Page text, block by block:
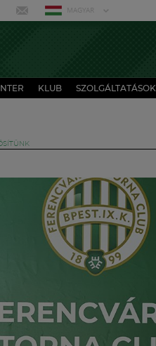
MAGYAR
KLUB SZOLGÁLTATÁSOK